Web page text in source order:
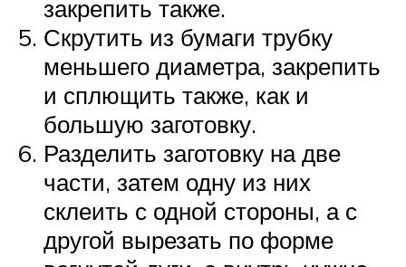
закрепить также.
Скрутить из бумаги трубку
меньшего диаметра, закрепить
и сплющить также, как и
большую заготовку.
Разделить заготовку на две
части, затем одну из них
склеить с одной стороны, а с
другой вырезать по форме